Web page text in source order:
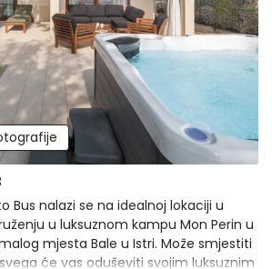
Bus nalazi se na idealnoj lokaciji u
u luksuznom kampu Mon Perin u
mjesta Bale u Istri. Može smjestiti
će vas oduševiti svojim luksuznim